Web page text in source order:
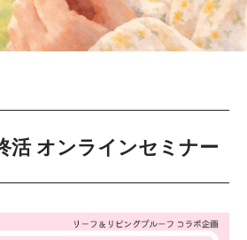
活 オンラインセミナー